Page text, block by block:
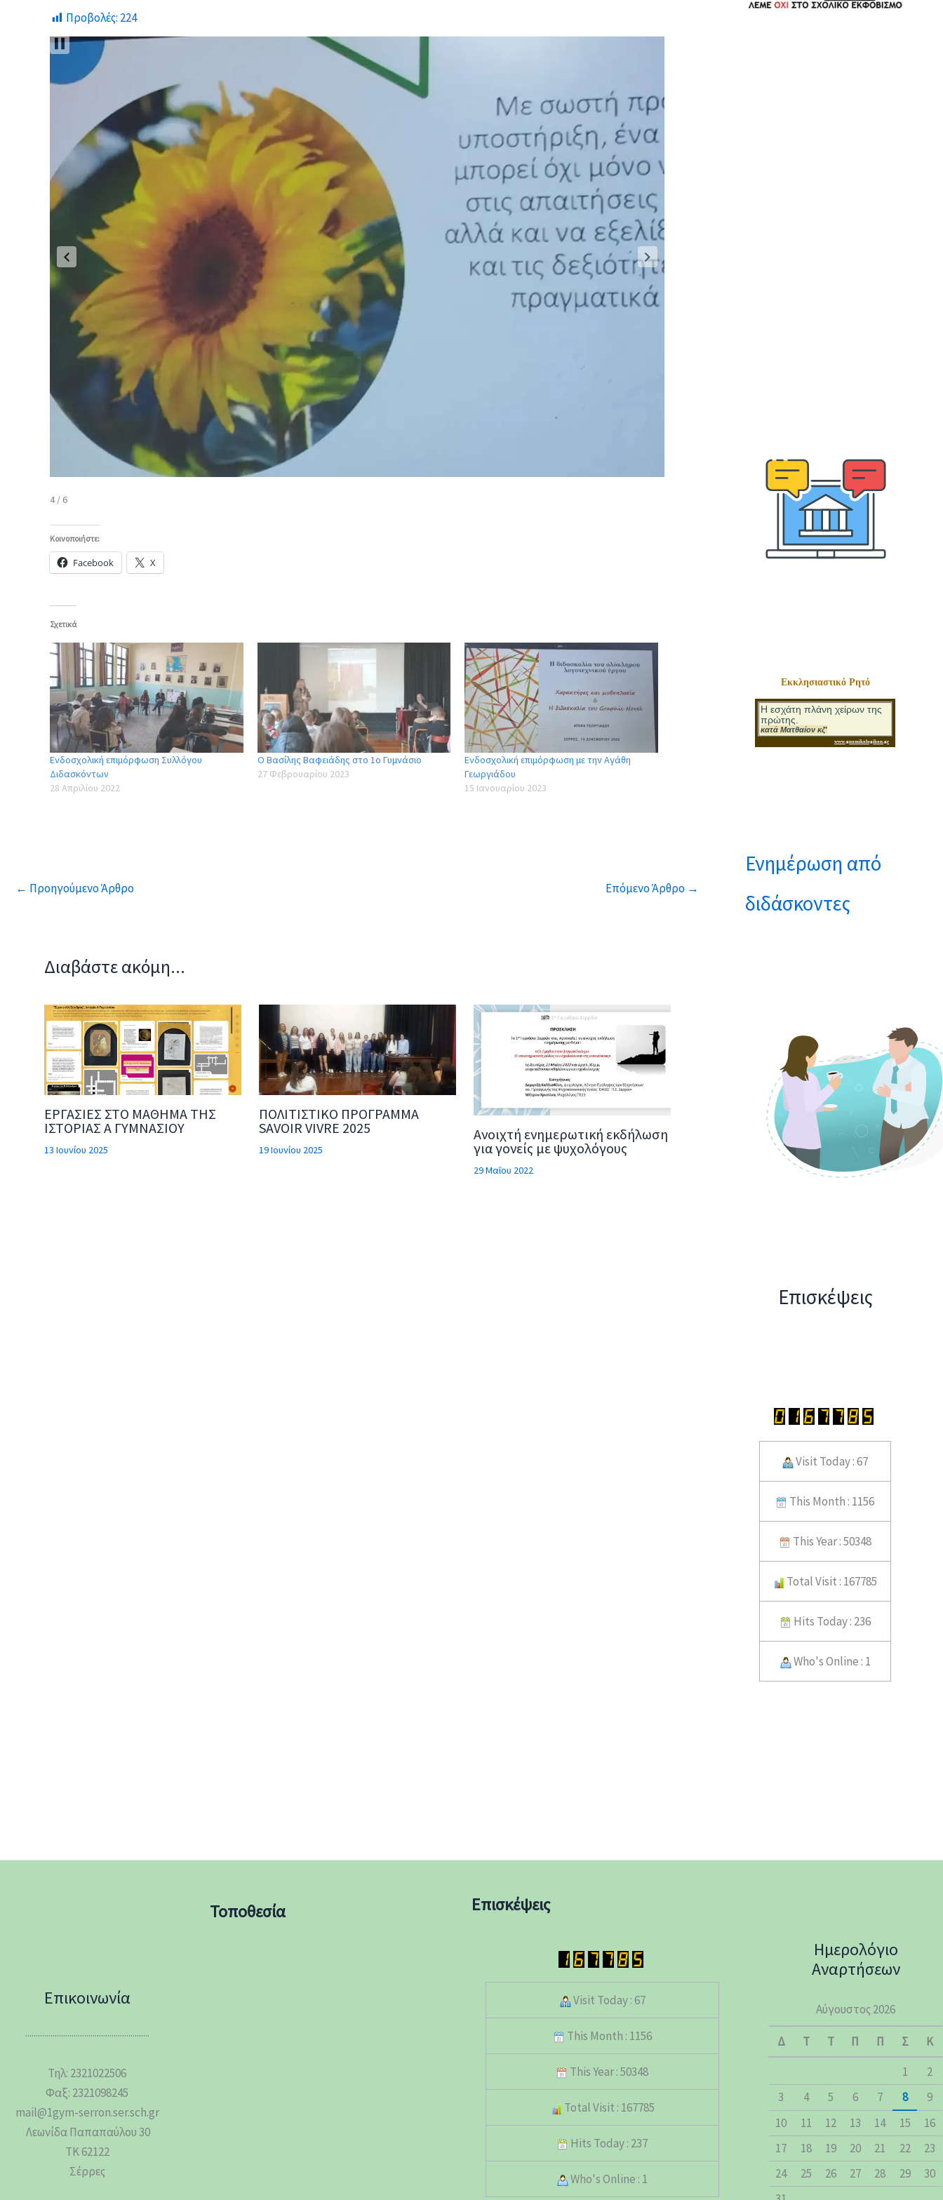
Προβολές: 224
4 / 6
Κοινοποιήστε:
Facebook X
Σχετικά
Ενδοσχολική επιμόρφωση Συλλόγου
Διδασκόντων
28 Απριλίου 2022
Ο Βασίλης Βαφειάδης στο 1ο Γυμνάσιο
27 Φεβρουαρίου 2023
Ενδοσχολική επιμόρφωση με την Αγάθη
Γεωργιάδου
15 Ιανουαρίου 2023
← Προηγούμενο Άρθρο Επόμενο Άρθρο →
Διαβάστε ακόμη...
ΕΡΓΑΣΙΕΣ ΣΤΟ ΜΑΘΗΜΑ ΤΗΣ
ΙΣΤΟΡΙΑΣ Α ΓΥΜΝΑΣΙΟΥ
13 Ιουνίου 2025
ΠΟΛΙΤΙΣΤΙΚΟ ΠΡΟΓΡΑΜΜΑ
SAVOIR VIVRE 2025
19 Ιουνίου 2025
Ανοιχτή ενημερωτική εκδήλωση
για γονείς με ψυχολόγους
29 Μαΐου 2022
Εκκλησιαστικό Ρητό
Ενημέρωση από
διδάσκοντες
Επισκέψεις
Visit Today : 67
This Month : 1156
This Year : 50348
Total Visit : 167785
Hits Today : 236
Who's Online : 1
Επικοινωνία
...........................................................
Τηλ: 2321022506
Φαξ: 2321098245
mail@1gym-serron.ser.sch.gr
Λεωνίδα Παπαπαύλου 30
ΤΚ 62122
Σέρρες
Τοποθεσία Επισκέψεις
Visit Today : 67
This Month : 1156
This Year : 50348
Total Visit : 167785
Hits Today : 237
Who's Online : 1
Ημερολόγιο
Αναρτήσεων
Αύγουστος 2026
Δ Τ Τ Π Π Σ
Κ
1
2
3
4 5 6 7 8
9
10
11 12 13 14 15
16
17
18 19 20 21 22
23
24
25 26 27 28 29
30